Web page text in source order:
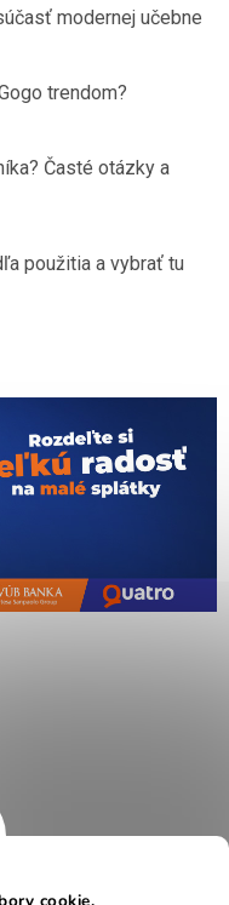
modernej učebne
trendom?
Časté otázky a
použitia a vybrať tu